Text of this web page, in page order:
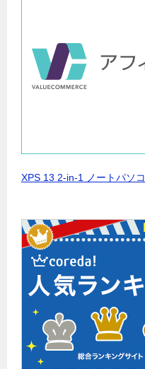
XPS 13 2-in-1 ノートパソ